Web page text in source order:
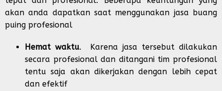
akan anda dapatkan saat menggunakan jasa buang
puing profesional
Hemat waktu. Karena jasa tersebut dilakukan
secara profesional dan ditangani tim profesional
tentu saja akan dikerjakan dengan lebih cepat
dan efektif